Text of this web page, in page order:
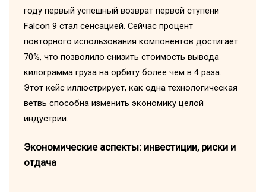
году первый успешный возврат первой ступени
Falcon 9 стал сенсацией. Сейчас процент
повторного использования компонентов достигает
70%, что позволило снизить стоимость вывода
килограмма груза на орбиту более чем в 4 раза.
Этот кейс иллюстрирует, как одна технологическая
ветвь способна изменить экономику целой
индустрии.
Экономические аспекты: инвестиции, риски и
отдача